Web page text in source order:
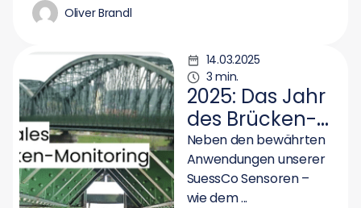
Oliver Brandl
14.03.2025
3 min.
2025: Das Jahr
des Brücken-
Monitorings
Neben den bewährten
Anwendungen unserer
SuessCo Sensoren –
wie dem ...